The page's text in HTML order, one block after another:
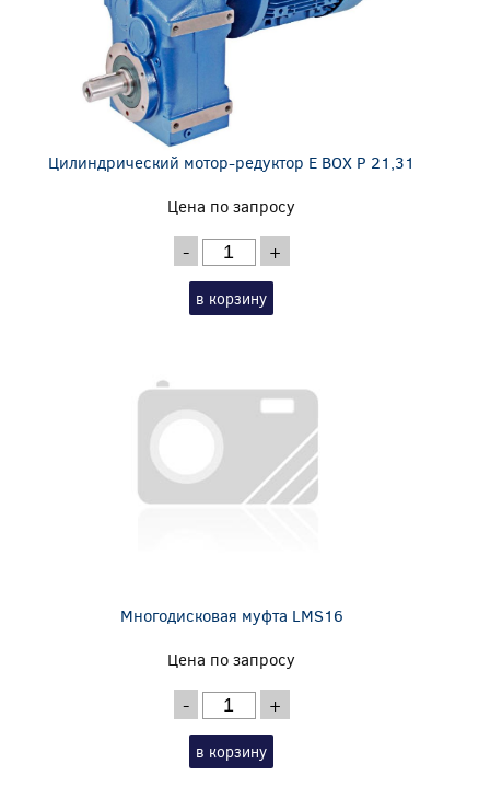
Цилиндрический мотор-редуктор E BOX P 21,31
Цена по запросу
- +
в корзину
Многодисковая муфта LMS16
Цена по запросу
- +
в корзину